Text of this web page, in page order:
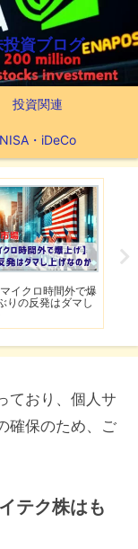
資ブログ
投資関連
NISA・iDeCo
マイクロ時間外で爆
りの反発はダマし
ており、個人サ
確保のため、ご
テク株はも